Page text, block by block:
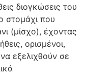
διογκώσεις του
στομάχι που
(μίσχο), έχοντας
ορισμένοι,
να εξελιχθούν σε